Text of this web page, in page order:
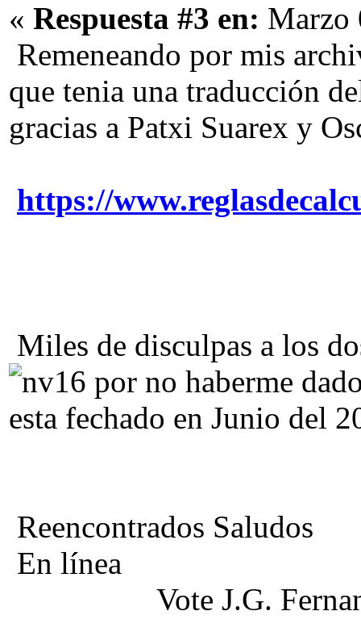
« Respuesta #3 en: Marzo
Remeneando por mis
que tenia una traducción
gracias a Patxi Suarex y
https://
Miles de disculpas a los
por no haberme
esta fechado en Junio del
Reencontrados Saludos
En línea
Vote J.G.